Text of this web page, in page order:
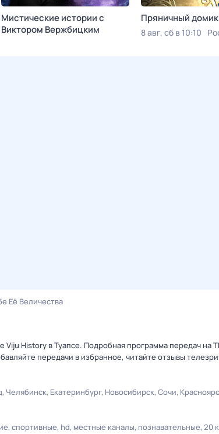
Мистические истории с
Виктoром Bержбицким
Пряничный домик
8 авг, сб в 10:10
Её Величества
Viju History в Туапсе. Подробная программа передач на
передачи в избранное, читайте отзывы
Челябинск Екатеринбург Новосибирск Сочи
спортивные hd местные каналы познавательные 20